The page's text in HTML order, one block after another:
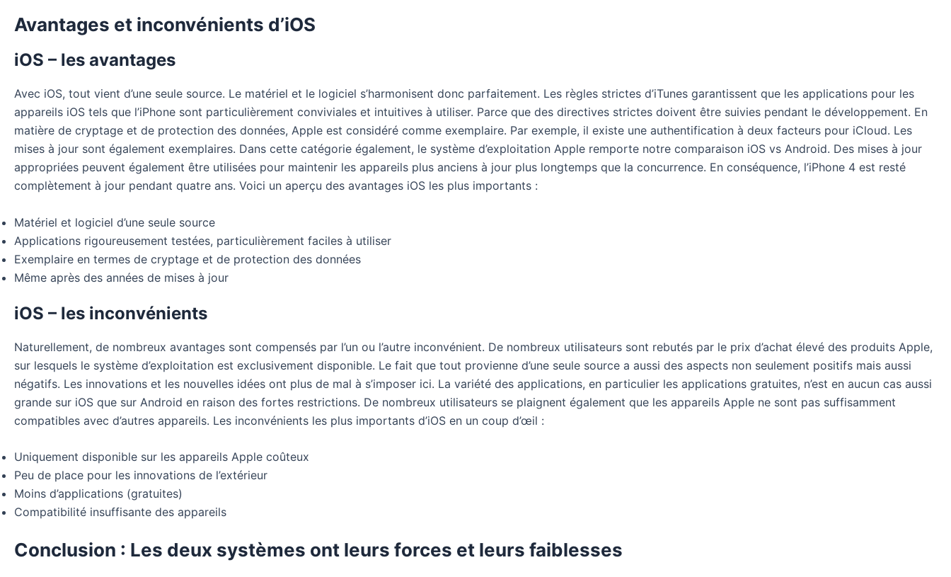
Avantages et inconvénients d’iOS
iOS – les avantages
Avec iOS, tout vient d’une seule source. Le matériel et le logiciel s’harmonisent donc parfaitement. Les règles strictes d’iTunes garantissent que les applications pour les
appareils iOS tels que l’iPhone sont particulièrement conviviales et intuitives à utiliser. Parce que des directives strictes doivent être suivies pendant le développement. En
matière de cryptage et de protection des données, Apple est considéré comme exemplaire. Par exemple, il existe une authentification à deux facteurs pour iCloud. Les
mises à jour sont également exemplaires. Dans cette catégorie également, le système d’exploitation Apple remporte notre comparaison iOS vs Android. Des mises à jour
appropriées peuvent également être utilisées pour maintenir les appareils plus anciens à jour plus longtemps que la concurrence. En conséquence, l’iPhone 4 est resté
complètement à jour pendant quatre ans. Voici un aperçu des avantages iOS les plus importants :
Matériel et logiciel d’une seule source
Applications rigoureusement testées, particulièrement faciles à utiliser
Exemplaire en termes de cryptage et de protection des données
Même après des années de mises à jour
iOS – les inconvénients
Naturellement, de nombreux avantages sont compensés par l’un ou l’autre inconvénient. De nombreux utilisateurs sont rebutés par le prix d’achat élevé des produits Apple,
sur lesquels le système d’exploitation est exclusivement disponible. Le fait que tout provienne d’une seule source a aussi des aspects non seulement positifs mais aussi
négatifs. Les innovations et les nouvelles idées ont plus de mal à s’imposer ici. La variété des applications, en particulier les applications gratuites, n’est en aucun cas aussi
grande sur iOS que sur Android en raison des fortes restrictions. De nombreux utilisateurs se plaignent également que les appareils Apple ne sont pas suffisamment
compatibles avec d’autres appareils. Les inconvénients les plus importants d’iOS en un coup d’œil :
Uniquement disponible sur les appareils Apple coûteux
Peu de place pour les innovations de l’extérieur
Moins d’applications (gratuites)
Compatibilité insuffisante des appareils
Conclusion : Les deux systèmes ont leurs forces et leurs faiblesses